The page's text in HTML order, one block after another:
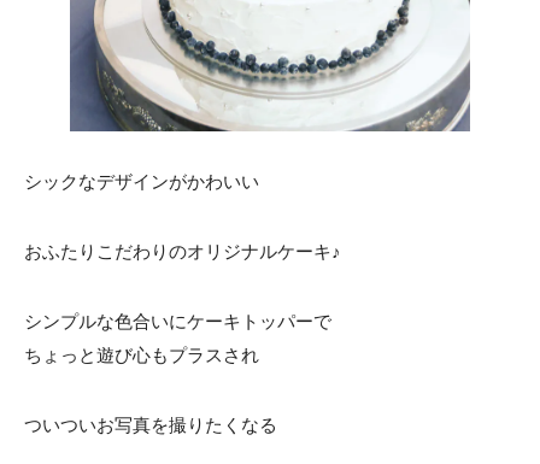
»プライバシーポリシー
シックなデザインがかわいい
おふたりこだわりのオリジナルケーキ♪
シンプルな色合いにケーキトッパーで
ちょっと遊び心もプラスされ
ついついお写真を撮りたくなる